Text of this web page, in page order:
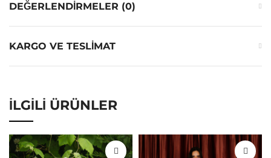
DEĞERLENDIRMELER (0)
KARGO VE TESLIMAT
İLGILI ÜRÜNLER